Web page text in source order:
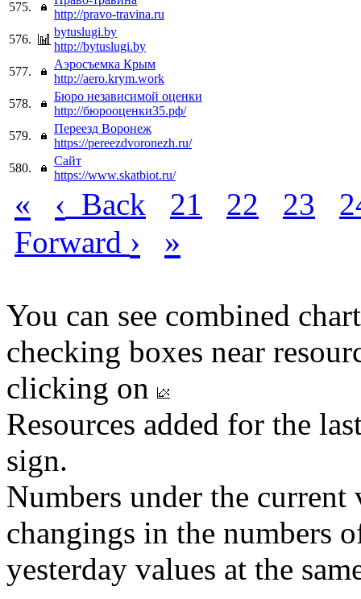
575.
http://pravo-travina.ru
576.
bytuslugi.by
http://bytuslugi.by
577.
Аэросъемка Крым
http://aero.krym.work
578.
Бюро независимой оценки
http://бюрооценки35.рф/
579.
Переезд Воронеж
https://pereezdvoronezh.ru/
580.
Сайт
https://www.skatbiot.ru/
« ‹ Back 21 22 23
Forward › »
You can see combined
checking boxes near
clicking on
Resources added for the
sign.
Numbers under the
changings in the numbers
yesterday values at the